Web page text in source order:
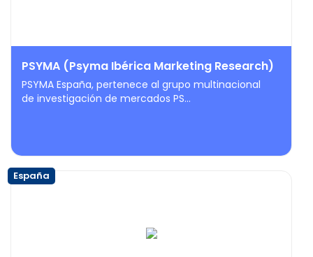
PSYMA (Psyma Ibérica Marketing Research)
PSYMA España, pertenece al grupo multinacional
de investigación de mercados PS...
España